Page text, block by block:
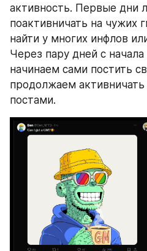
активность. Первые дни
поактивничать на чужих
найти у многих инфлов
Через пару дней с
начинаем сами постить
продолжаем
постами.